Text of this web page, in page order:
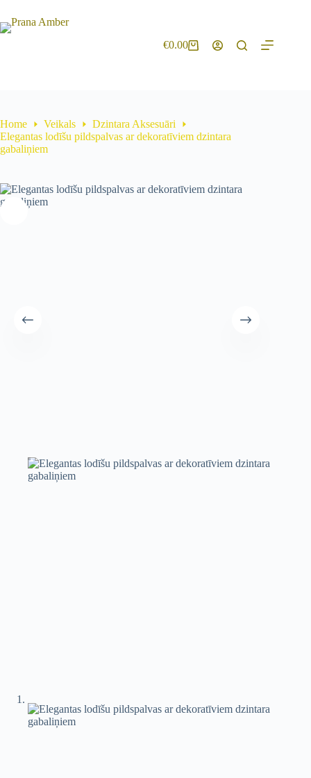
€0.00
Home Veikals
Dzintara Aksesuāri
Elegantas lodīšu pildspalvas ar dekoratīviem dzintara
gabaliņiem